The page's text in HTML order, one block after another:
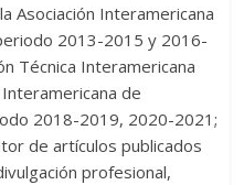
Asociación Interamericana
2013-2015 y 2016-
Técnica Interamericana
de
2018-2019, 2020-2021;
de artículos publicados
profesional,